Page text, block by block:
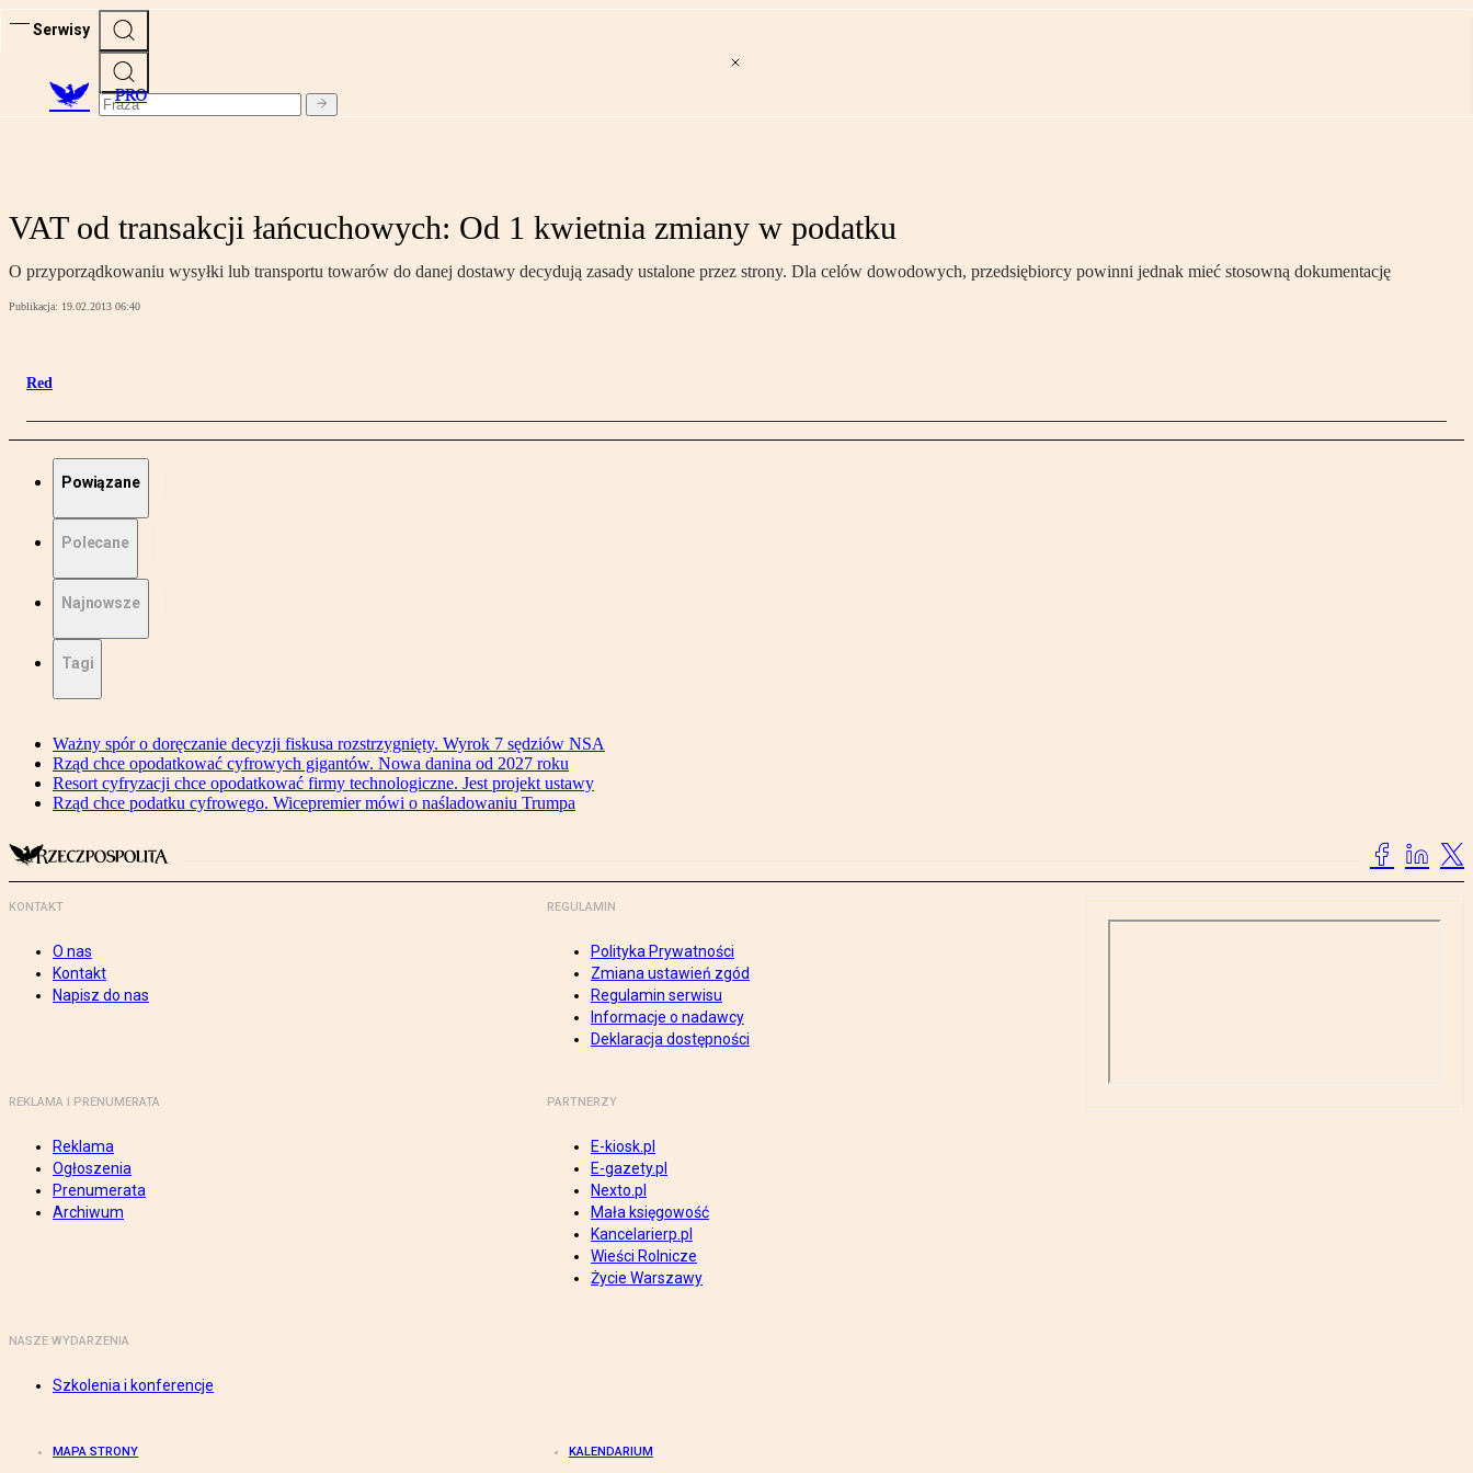
Serwisy
PRO
VAT od transakcji łańcuchowych: Od 1 kwietnia zmiany w podatku
O przyporządkowaniu wysyłki lub transportu towarów do danej dostawy decydują zasady ustalone przez strony. Dla celów dowodowych, przedsiębiorcy powinni jednak mieć stosowną dokumentację
Publikacja: 19.02.2013 06:40
Red
Powiązane
Polecane
Najnowsze
Tagi
Ważny spór o doręczanie decyzji fiskusa rozstrzygnięty. Wyrok 7 sędziów NSA
Rząd chce opodatkować cyfrowych gigantów. Nowa danina od 2027 roku
Resort cyfryzacji chce opodatkować firmy technologiczne. Jest projekt ustawy
Rząd chce podatku cyfrowego. Wicepremier mówi o naśladowaniu Trumpa
KONTAKT
O nas
Kontakt
Napisz do nas
REGULAMIN
Polityka Prywatności
Zmiana ustawień zgód
Regulamin serwisu
Informacje o nadawcy
Deklaracja dostępności
REKLAMA I PRENUMERATA
Reklama
Ogłoszenia
Prenumerata
Archiwum
PARTNERZY
E-kiosk.pl
E-gazety.pl
Nexto.pl
Mała księgowość
Kancelarierp.pl
Wieści Rolnicze
Życie Warszawy
NASZE WYDARZENIA
Szkolenia i konferencje
MAPA STRONY KALENDARIUM